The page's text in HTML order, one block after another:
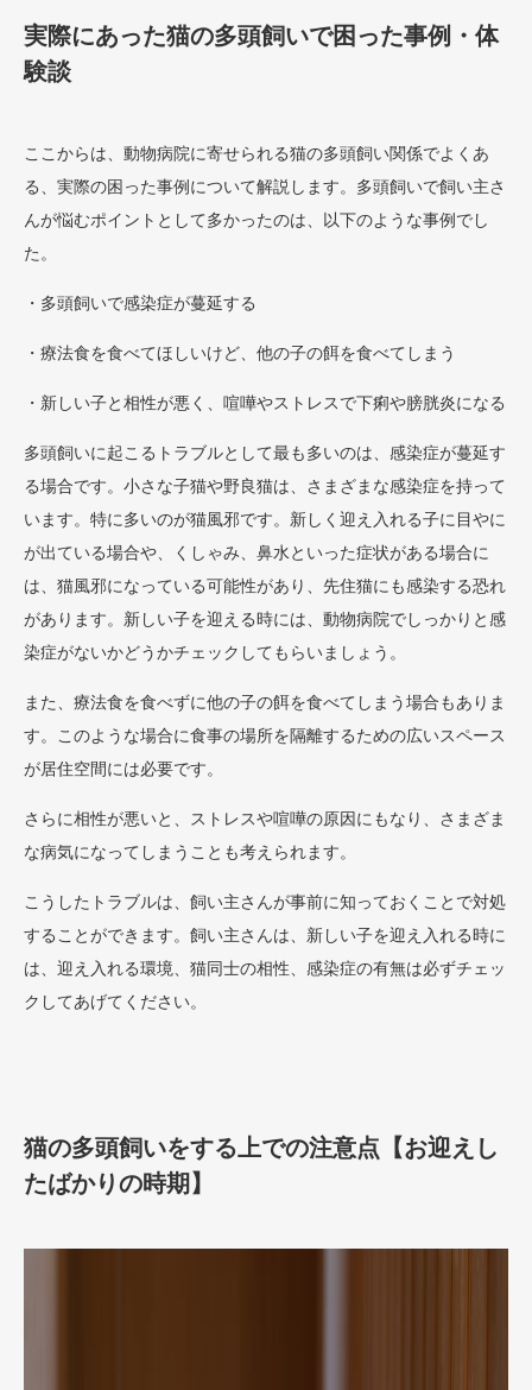
実際にあった猫の多頭飼いで困った事例・体
験談
ここからは、動物病院に寄せられる猫の多頭飼い関係でよくあ
る、実際の困った事例について解説します。多頭飼いで飼い主さ
んが悩むポイントとして多かったのは、以下のような事例でし
た。
・多頭飼いで感染症が蔓延する
・療法食を食べてほしいけど、他の子の餌を食べてしまう
・新しい子と相性が悪く、喧嘩やストレスで下痢や膀胱炎になる
多頭飼いに起こるトラブルとして最も多いのは、感染症が蔓延す
る場合です。小さな子猫や野良猫は、さまざまな感染症を持って
います。特に多いのが猫風邪です。新しく迎え入れる子に目やに
が出ている場合や、くしゃみ、鼻水といった症状がある場合に
は、猫風邪になっている可能性があり、先住猫にも感染する恐れ
があります。新しい子を迎える時には、動物病院でしっかりと感
染症がないかどうかチェックしてもらいましょう。
また、療法食を食べずに他の子の餌を食べてしまう場合もありま
す。このような場合に食事の場所を隔離するための広いスペース
が居住空間には必要です。
さらに相性が悪いと、ストレスや喧嘩の原因にもなり、さまざま
な病気になってしまうことも考えられます。
こうしたトラブルは、飼い主さんが事前に知っておくことで対処
することができます。飼い主さんは、新しい子を迎え入れる時に
は、迎え入れる環境、猫同士の相性、感染症の有無は必ずチェッ
クしてあげてください。
猫の多頭飼いをする上での注意点【お迎えし
たばかりの時期】